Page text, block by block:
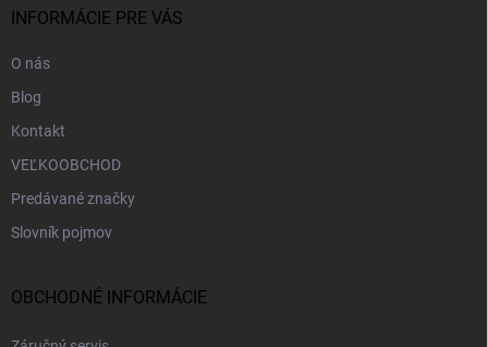
INFORMÁCIE PRE VÁS
O nás
Blog
Kontakt
VEĽKOOBCHOD
Predávané značky
Slovník pojmov
OBCHODNÉ INFORMÁCIE